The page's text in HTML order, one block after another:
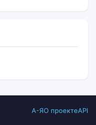
А-ЯО проектеAPI